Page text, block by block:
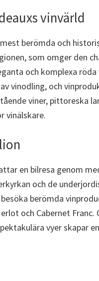
vinvärld
berömda och
som omger den
och komplexa
vinodling, och
viner, pittoreska
vinälskare.
en bilresa genom
och de
berömda
och Cabernet
vyer skapar